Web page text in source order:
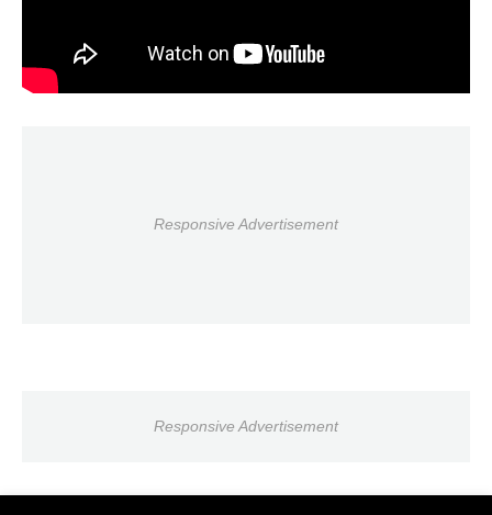
Responsive Advertisement
Responsive Advertisement